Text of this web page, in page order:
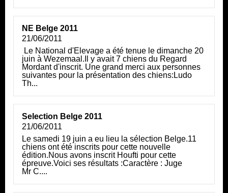
NE Belge 2011
21/06/2011
Le National d'Élevage a été tenue le dimanche 20
juin à Wezemaal.Il y avait 7 chiens du Regard
Mordant d'inscrit. Une grand merci aux personnes
suivantes pour la présentation des chiens:Ludo
Th...
Selection Belge 2011
21/06/2011
Le samedi 19 juin a eu lieu la sélection Belge.11
chiens ont été inscrits pour cette nouvelle
édition.Nous avons inscrit Houfti pour cette
épreuve.Voici ses résultats :Caractère : Juge
Mr C....